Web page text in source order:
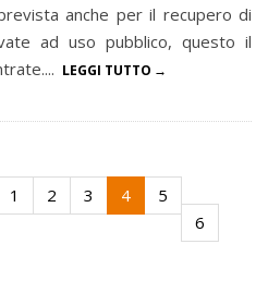
anche per il recupero di
ad uso pubblico, questo il
LEGGI TUTTO
1 2 3 4
5
6